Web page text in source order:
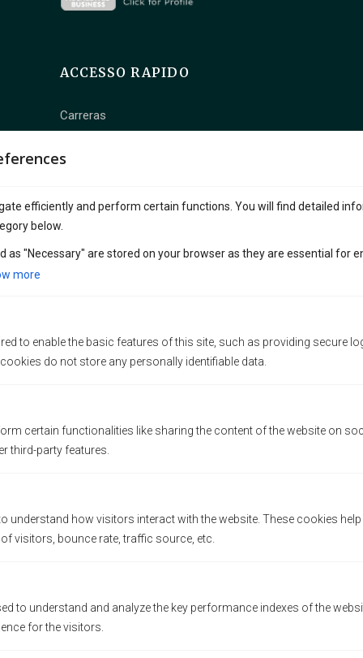
efficiently and perform certain functions. You will find detailed
below.
as "Necessary" are stored on your browser as they are essential for
more
to enable the basic features of this site, such as providing secure
do not store any personally identifiable data.
certain functionalities like sharing the content of the website on
third-party features.
understand how visitors interact with the website. These cookies
visitors, bounce rate, traffic source, etc.
to understand and analyze the key performance indexes of the
for the visitors.
ACCESSO RAPIDO
Carreras
Todas las Sedes
Amberdo Café
UBICACIONES Y OFICINAS
Suite 1250, 409 Granville Street
Vancouver, Columbia Británica V6C 1T2
Nuestras cafeterías
Sucursal North Vancouver: 1089 Roosevelt
BC V6Z 2B8
LAS NOTICIAS MÁS RECIENTES